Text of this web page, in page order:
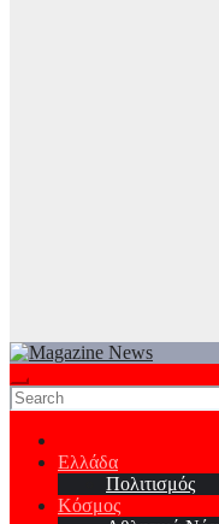
Ελλάδα
Πολιτισμός
Κόσμος